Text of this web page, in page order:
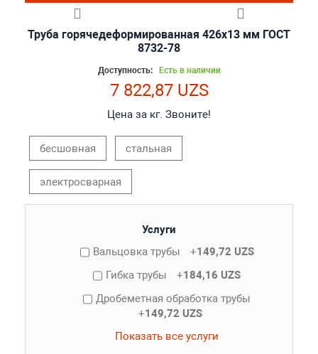
Труба горячедеформированная 426х13 мм ГОСТ
8732-78
Доступность: Есть в наличии
7 822,87 UZS
Цена за кг. Звоните!
бесшовная стальная
электросварная
Услуги
Вальцовка трубы
+149,72 UZS
Гибка трубы
+184,16 UZS
Дробеметная обработка трубы
+149,72 UZS
Показать все услуги